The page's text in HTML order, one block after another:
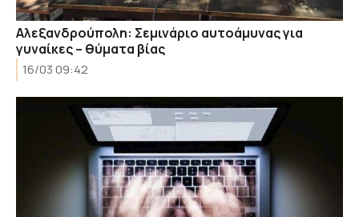
Αλεξανδρούπολη: Σεμινάριο αυτοάμυνας για
γυναίκες – θύματα βίας
16/03 09:42